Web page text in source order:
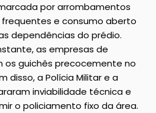
por arrombamentos
e consumo aberto
dependências do prédio.
as empresas de
guichês precocemente no
disso, a Polícia Militar e a
inviabilidade técnica e
o policiamento fixo da área.